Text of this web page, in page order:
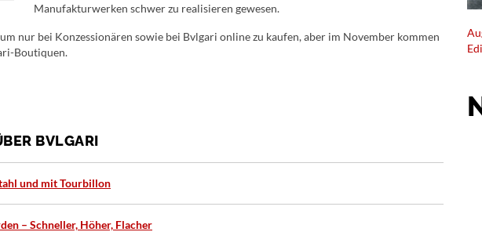
Manufakturwerken schwer zu realisieren gewesen.
nur bei Konzessionären sowie bei Bvlgari online zu kaufen, aber im November kommen
Boutiquen.
BVLGARI
und mit Tourbillon
– Schneller, Höher, Flacher